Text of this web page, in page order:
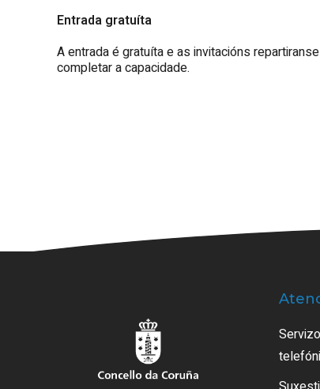
Entrada gratuíta
A entrada é gratuíta e as invitacións
completar a capacidade.